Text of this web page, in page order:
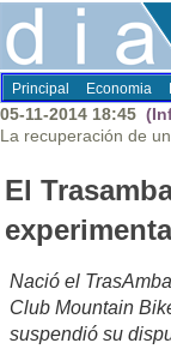
Principal Economia
05-11-2014 18:45
La recuperación de
El
Nació el
Club Mountain
suspendió su